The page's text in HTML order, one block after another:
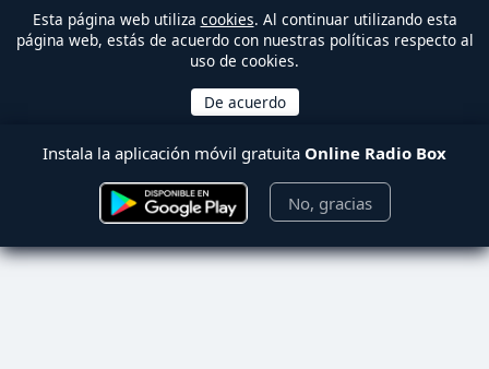
Esta página web utiliza cookies. Al continuar utilizando esta
página web, estás de acuerdo con nuestras políticas respecto al
uso de cookies.
Instala la aplicación móvil gratuita Online Radio Box
No, gracias